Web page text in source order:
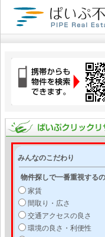
みんなのこだわり
物件探しで一番重視する
家賃
間取り・広さ
交通アクセスの良さ
環境の良さ・利便性